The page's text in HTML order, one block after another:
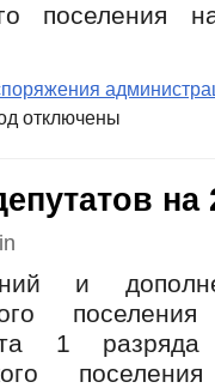
отключены
на
и
1 разряда